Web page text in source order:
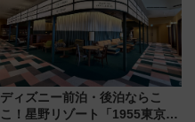
ディズニー前泊・後泊ならこ
こ！星野リゾート「1955東京ベ